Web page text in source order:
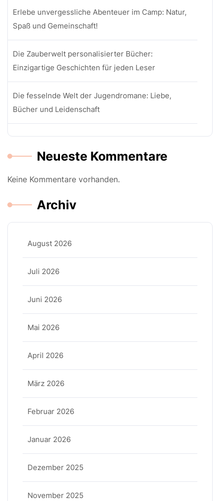
Erlebe unvergessliche Abenteuer im Camp: Natur,
Spaß und Gemeinschaft!
Die Zauberwelt personalisierter Bücher:
Einzigartige Geschichten für jeden Leser
Die fesselnde Welt der Jugendromane: Liebe,
Bücher und Leidenschaft
Neueste Kommentare
Keine Kommentare vorhanden.
Archiv
August 2026
Juli 2026
Juni 2026
Mai 2026
April 2026
März 2026
Februar 2026
Januar 2026
Dezember 2025
November 2025